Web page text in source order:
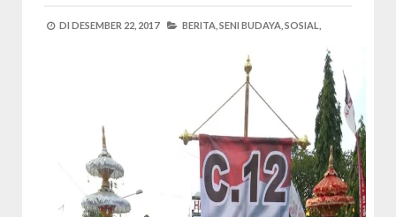
DI DESEMBER 22, 2017 BERITA, SENI BUDAYA, SOSIAL,